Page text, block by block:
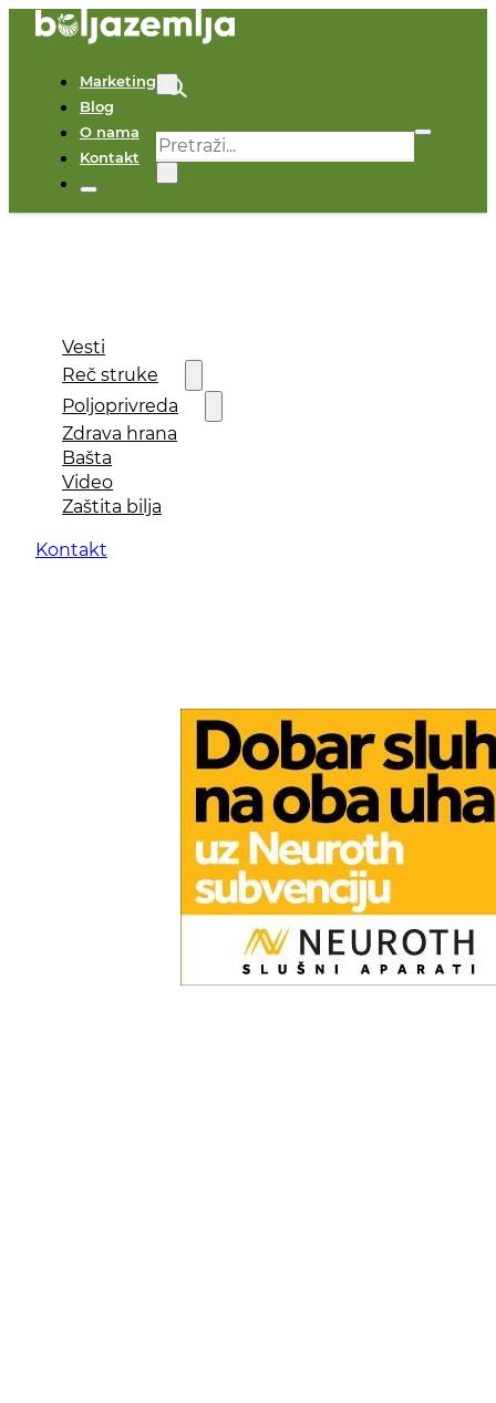
Marketing
Blog
O nama
Kontakt
Pretraga
Vesti
Reč struke
Poljoprivreda
Zdrava hrana
Bašta
Video
Zaštita bilja
Kontakt